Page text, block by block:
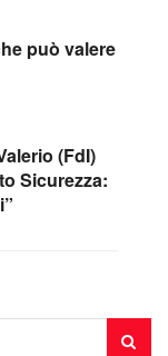
può valere
(FdI)
Sicurezza: